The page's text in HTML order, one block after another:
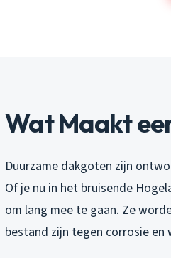
Wat Maakt
Duurzame dakgoten zijn
Of je nu in het bruisende
om lang mee te gaan. Ze
bestand zijn tegen corrosie en